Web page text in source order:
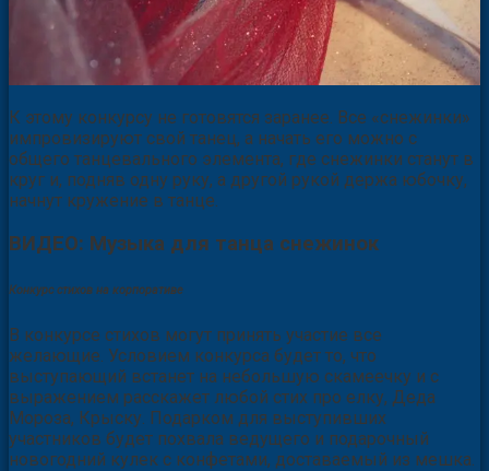
К этому конкурсу не готовятся заранее. Все «снежинки»
импровизируют свой танец, а начать его можно с
общего танцевального элемента, где снежинки станут в
круг и, подняв одну руку, а другой рукой держа юбочку,
начнут кружение в танце.
ВИДЕО: Музыка для танца снежинок
Конкурс стихов на корпоративе
В конкурсе стихов могут принять участие все
желающие. Условием конкурса будет то, что
выступающий встанет на небольшую скамеечку и с
выражением расскажет любой стих про елку, Деда
Мороза, Крыску. Подарком для выступивших
участников будет похвала ведущего и подарочный
новогодний кулек с конфетами, доставаемый из мешка.